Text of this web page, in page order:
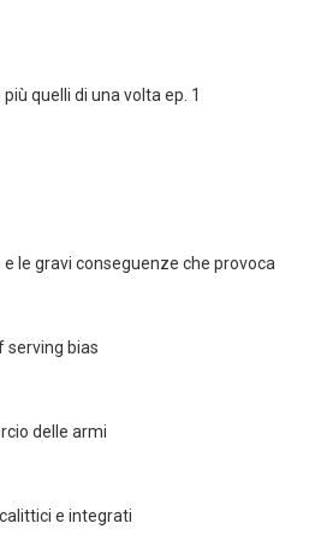
quelli di una volta ep. 1
e le gravi conseguenze che provoca
serving bias
delle armi
e integrati